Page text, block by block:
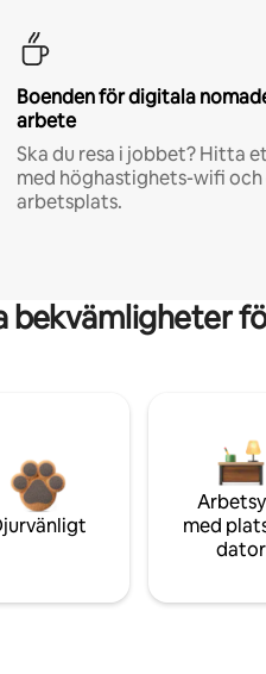
Boenden för digitala
arbete
Ska du resa i jobbet? Hitta
med höghastighets-wifi
arbetsplats.
bekvämligheter
med
dator